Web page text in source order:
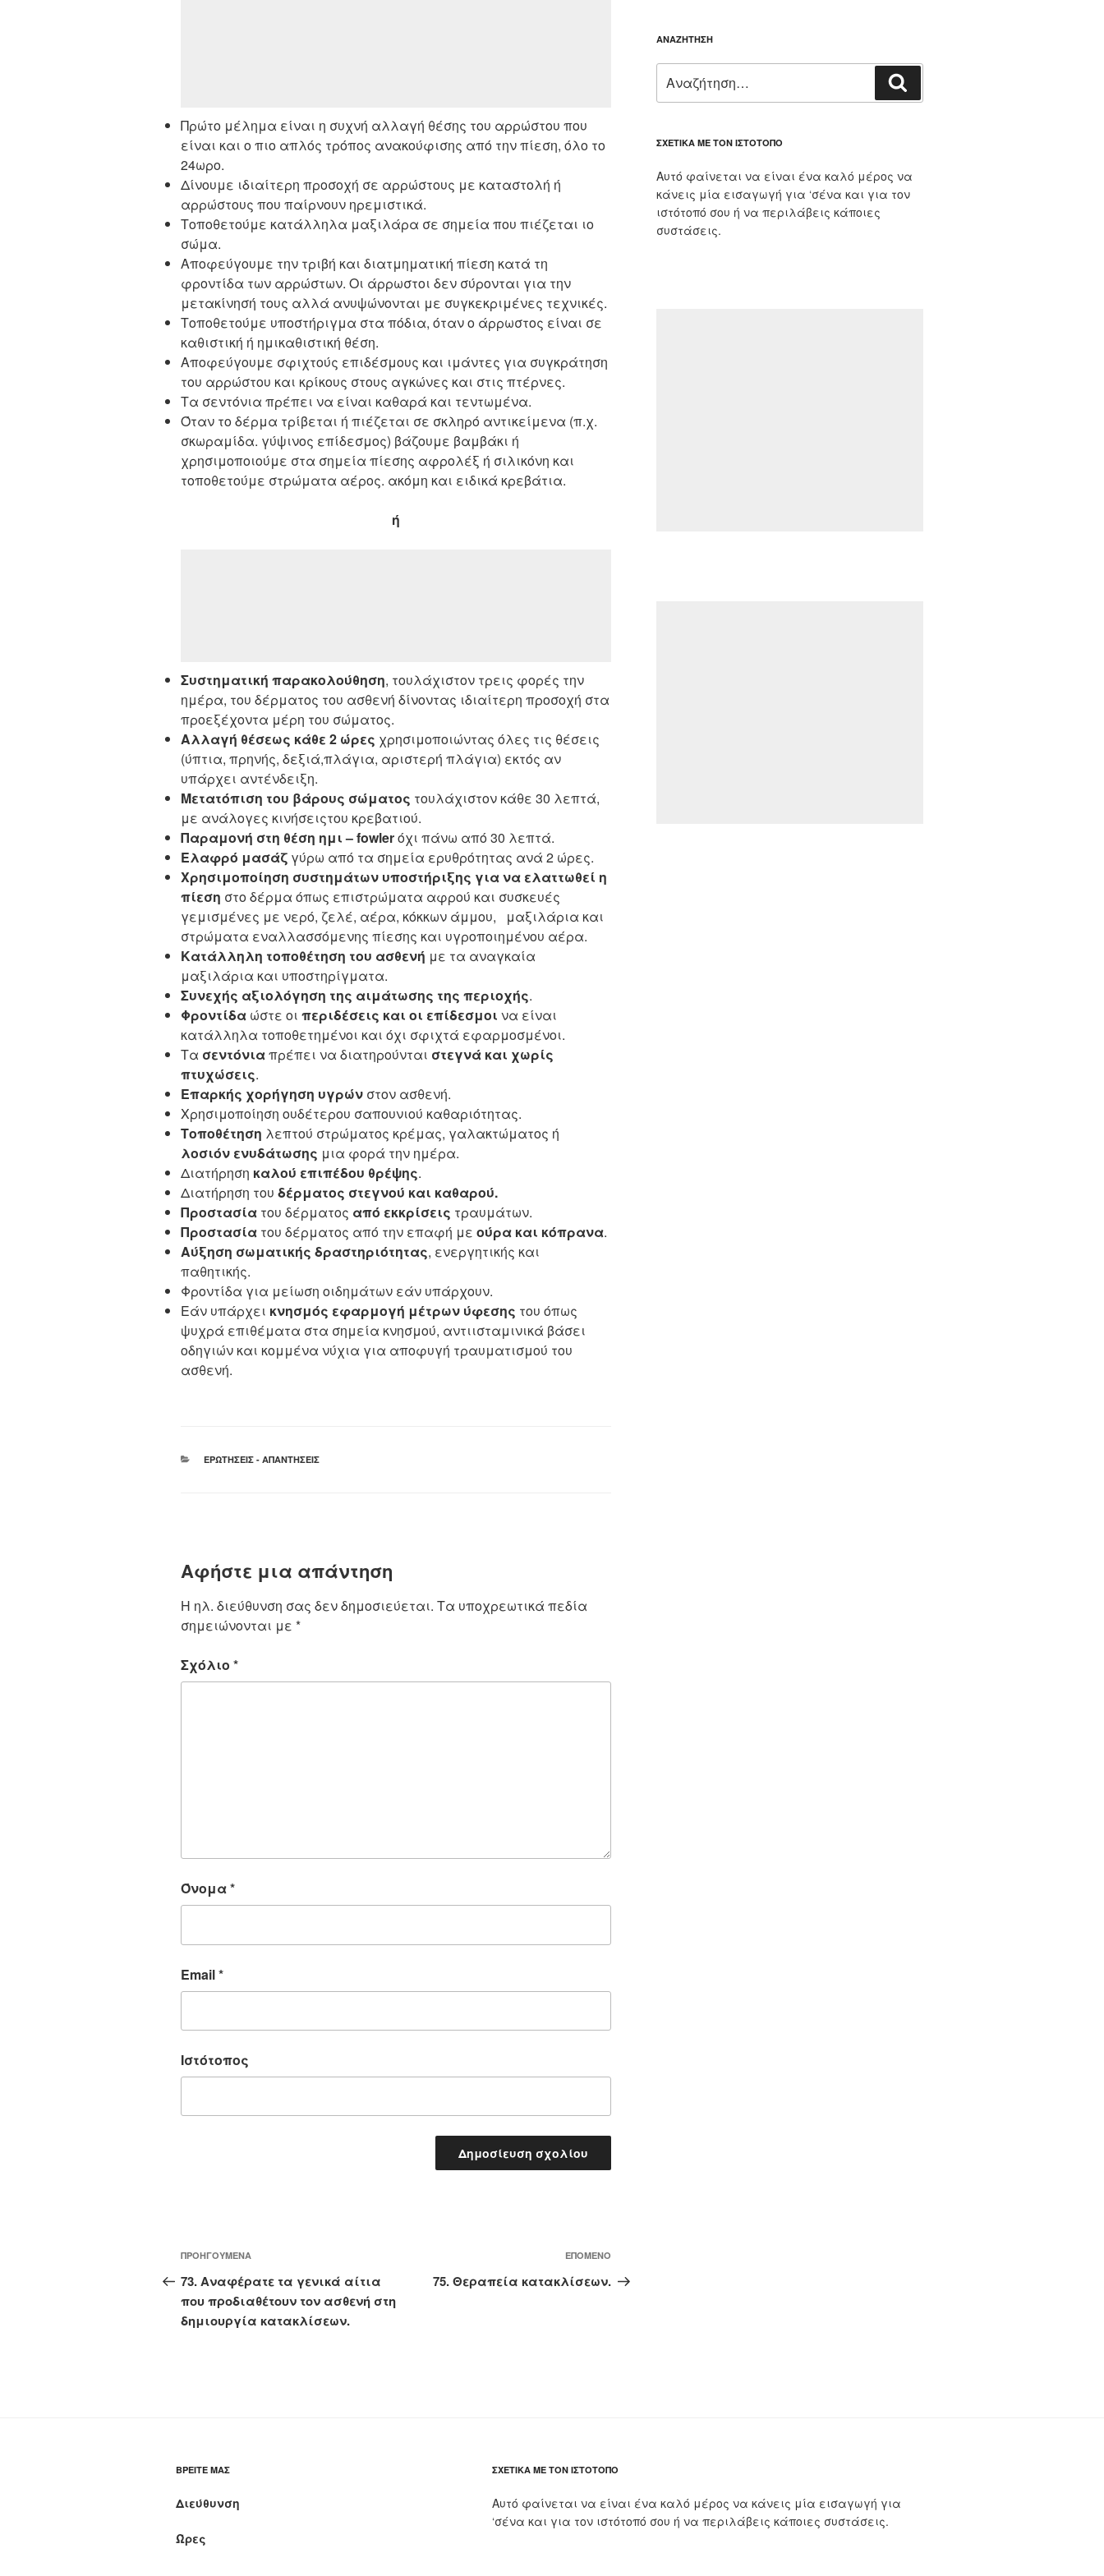
Πρώτο μέλημα είναι η συχνή αλλαγή θέσης του αρρώστου που
είναι και ο πιο απλός τρόπος ανακούφισης από την πίεση, όλο το
24ωρο.
Δίνουμε ιδιαίτερη προσοχή σε αρρώστους με καταστολή ή
αρρώστους που παίρνουν ηρεμιστικά.
Τοποθετούμε κατάλληλα μαξιλάρα σε σημεία που πιέζεται ιο
σώμα.
Αποφεύγουμε την τριβή και διατμηματική πίεση κατά τη
φροντίδα των αρρώστων. Οι άρρωστοι δεν σύρονται για την
μετακίνησή τους αλλά ανυψώνονται με συγκεκριμένες τεχνικές.
Τοποθετούμε υποστήριγμα στα πόδια, όταν ο άρρωστος είναι σε
καθιστική ή ημικαθιστική θέση.
Αποφεύγουμε σφιχτούς επιδέσμους και ιμάντες για συγκράτηση
του αρρώστου και κρίκους στους αγκώνες και στις πτέρνες.
Τα σεντόνια πρέπει να είναι καθαρά και τεντωμένα.
Όταν το δέρμα τρίβεται ή πιέζεται σε σκληρό αντικείμενα (π.χ.
σκωραμίδα. γύψινος επίδεσμος) βάζουμε βαμβάκι ή
χρησιμοποιούμε στα σημεία πίεσης αφρολέξ ή σιλικόνη και
τοποθετούμε στρώματα αέρος. ακόμη και ειδικά κρεβάτια.
ή
Συστηματική παρακολούθηση, τουλάχιστον τρεις φορές την
ημέρα, του δέρματος του ασθενή δίνοντας ιδιαίτερη προσοχή στα
προεξέχοντα μέρη του σώματος.
Αλλαγή θέσεως κάθε 2 ώρες χρησιμοποιώντας όλες τις θέσεις
(ύπτια, πρηνής, δεξιά,πλάγια, αριστερή πλάγια) εκτός αν
υπάρχει αντένδειξη.
Μετατόπιση του βάρους σώματος τουλάχιστον κάθε 30 λεπτά,
με ανάλογες κινήσειςτου κρεβατιού.
Παραμονή στη θέση ημι – fowlerόχι πάνω από 30 λεπτά.
Ελαφρό μασάζ γύρω από τα σημεία ερυθρότητας ανά 2 ώρες.
Χρησιμοποίηση συστημάτων υποστήριξης για να ελαττωθεί η
πίεση στο δέρμα όπως επιστρώματα αφρού και συσκευές
γεμισμένες με νερό, ζελέ, αέρα, κόκκων άμμου, μαξιλάρια και
στρώματα εναλλασσόμενης πίεσης και υγροποιημένου αέρα.
Κατάλληλη τοποθέτηση του ασθενή με τα αναγκαία
μαξιλάρια και υποστηρίγματα.
Συνεχής αξιολόγηση της αιμάτωσης της περιοχής.
Φροντίδα ώστε οι περιδέσεις και οι επίδεσμοι να είναι
κατάλληλα τοποθετημένοι και όχι σφιχτά εφαρμοσμένοι.
Τα σεντόνιαπρέπει να διατηρούνται στεγνά και χωρίς
πτυχώσεις.
Επαρκής χορήγηση υγρών στον ασθενή.
Χρησιμοποίηση ουδέτερου σαπουνιού καθαριότητας.
Τοποθέτηση λεπτού στρώματος κρέμας, γαλακτώματος ή
λοσιόν ενυδάτωσης μια φορά την ημέρα.
Διατήρηση καλού επιπέδου θρέψης.
Διατήρηση του δέρματος στεγνού και καθαρού.
Προστασία του δέρματος από εκκρίσεις τραυμάτων.
Προστασία του δέρματος από την επαφή με ούρα και κόπρανα.
Αύξηση σωματικής δραστηριότητας, ενεργητικής και
παθητικής.
Φροντίδα για μείωση οιδημάτων εάν υπάρχουν.
Εάν υπάρχει κνησμός εφαρμογή μέτρων ύφεσης του όπως
ψυχρά επιθέματα στα σημεία κνησμού, αντιισταμινικά βάσει
οδηγιών και κομμένα νύχια για αποφυγή τραυματισμού του
ασθενή.
ΚΑΤΗΓΟΡΊΕΣ
ΕΡΩΤΉΣΕΙΣ - ΑΠΑΝΤΉΣΕΙΣ
Αφήστε μια απάντηση
Η ηλ. διεύθυνση σας δεν δημοσιεύεται. Τα υποχρεωτικά πεδία
σημειώνονται με *
Σχόλιο *
Όνομα*
Email*
Ιστότοπος
Πλοήγηση
άρθρων
Προηγούμενο
άρθρο
ΠΡΟΗΓΟΎΜΕΝΑ
73. Αναφέρατε τα γενικά αίτια
που προδιαθέτουν τον ασθενή στη
δημιουργία κατακλίσεων.
άρθρο
ΕΠΌΜΕΝΟ
75. Θεραπεία κατακλίσεων.
ΑΝΑΖΉΤΗΣΗ
για:
ΣΧΕΤΙΚΆ ΜΕ ΤΟΝ ΙΣΤΌΤΟΠΟ
Αυτό φαίνεται να είναι ένα καλό μέρος να
κάνεις μία εισαγωγή για ‘σένα και για τον
ιστότοπό σου ή να περιλάβεις κάποιες
συστάσεις.
ΒΡΕΊΤΕ ΜΑΣ
Διεύθυνση
Ώρες
ΣΧΕΤΙΚΆ ΜΕ ΤΟΝ ΙΣΤΌΤΟΠΟ
Αυτό φαίνεται να είναι ένα καλό μέρος να κάνεις μία εισαγωγή για
‘σένα και για τον ιστότοπό σου ή να περιλάβεις κάποιες συστάσεις.